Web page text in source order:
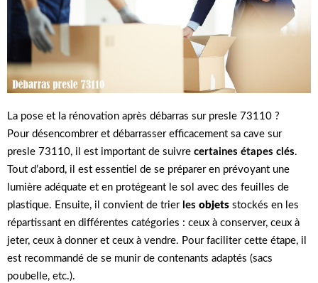
La pose et la rénovation après débarras sur presle 73110 ?
Pour désencombrer et débarrasser efficacement sa cave sur
presle 73110, il est important de suivre certaines étapes clés.
Tout d’abord, il est essentiel de se préparer en prévoyant une
lumière adéquate et en protégeant le sol avec des feuilles de
plastique. Ensuite, il convient de trier les objets stockés en les
répartissant en différentes catégories : ceux à conserver, ceux à
jeter, ceux à donner et ceux à vendre. Pour faciliter cette étape, il
est recommandé de se munir de contenants adaptés (sacs
poubelle, etc.).